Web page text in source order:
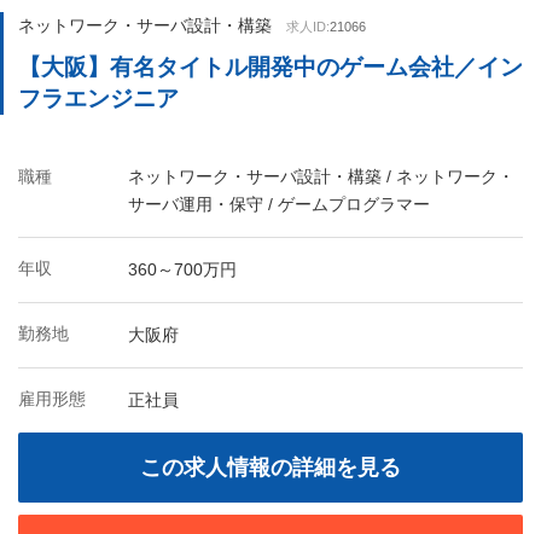
ネットワーク・サーバ設計・構築 求人ID:21066
【大阪】有名タイトル開発中のゲーム会社／イン
フラエンジニア
職種
ネットワーク・サーバ設計・構築 / ネットワーク・
サーバ運用・保守 / ゲームプログラマー
年収 360～700万円
勤務地 大阪府
雇用形態 正社員
この求人情報の詳細を見る